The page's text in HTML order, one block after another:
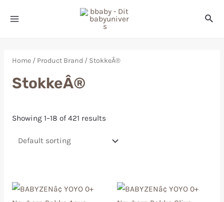
Home/ Product Brand / StokkeÂ®
StokkeÂ®
Showing 1–18 of 421 results